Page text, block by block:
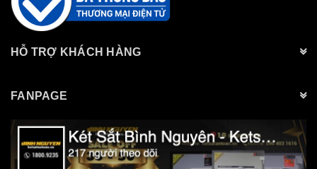
HỖ TRỢ KHÁCH HÀNG
FANPAGE